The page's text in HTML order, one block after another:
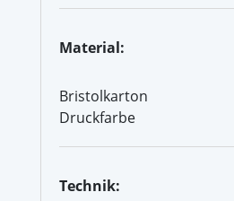
Material:
Bristolkarton
Druckfarbe
Technik: